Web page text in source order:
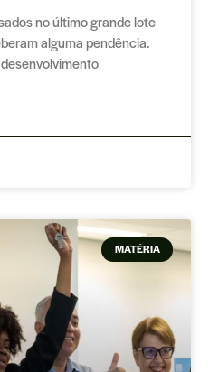
no último grande lote
alguma pendência.
MATÉRIA